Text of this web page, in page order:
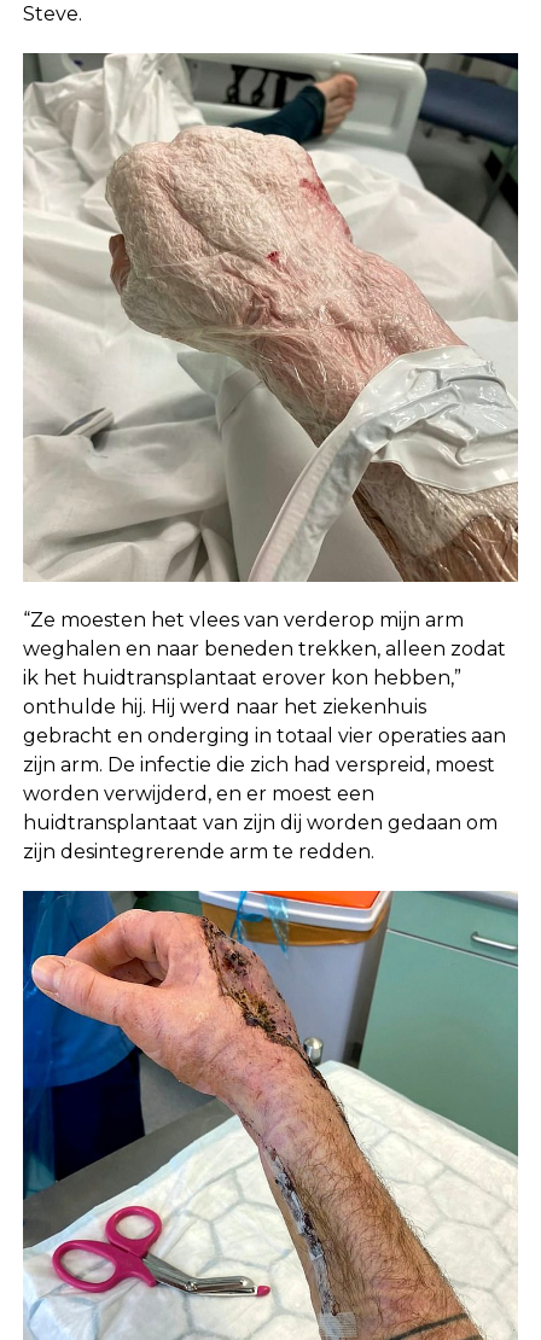
Steve.
“Ze moesten het vlees van verderop mijn arm
weghalen en naar beneden trekken, alleen zodat
ik het huidtransplantaat erover kon hebben,”
onthulde hij. Hij werd naar het ziekenhuis
gebracht en onderging in totaal vier operaties aan
zijn arm. De infectie die zich had verspreid, moest
worden verwijderd, en er moest een
huidtransplantaat van zijn dij worden gedaan om
zijn desintegrerende arm te redden.